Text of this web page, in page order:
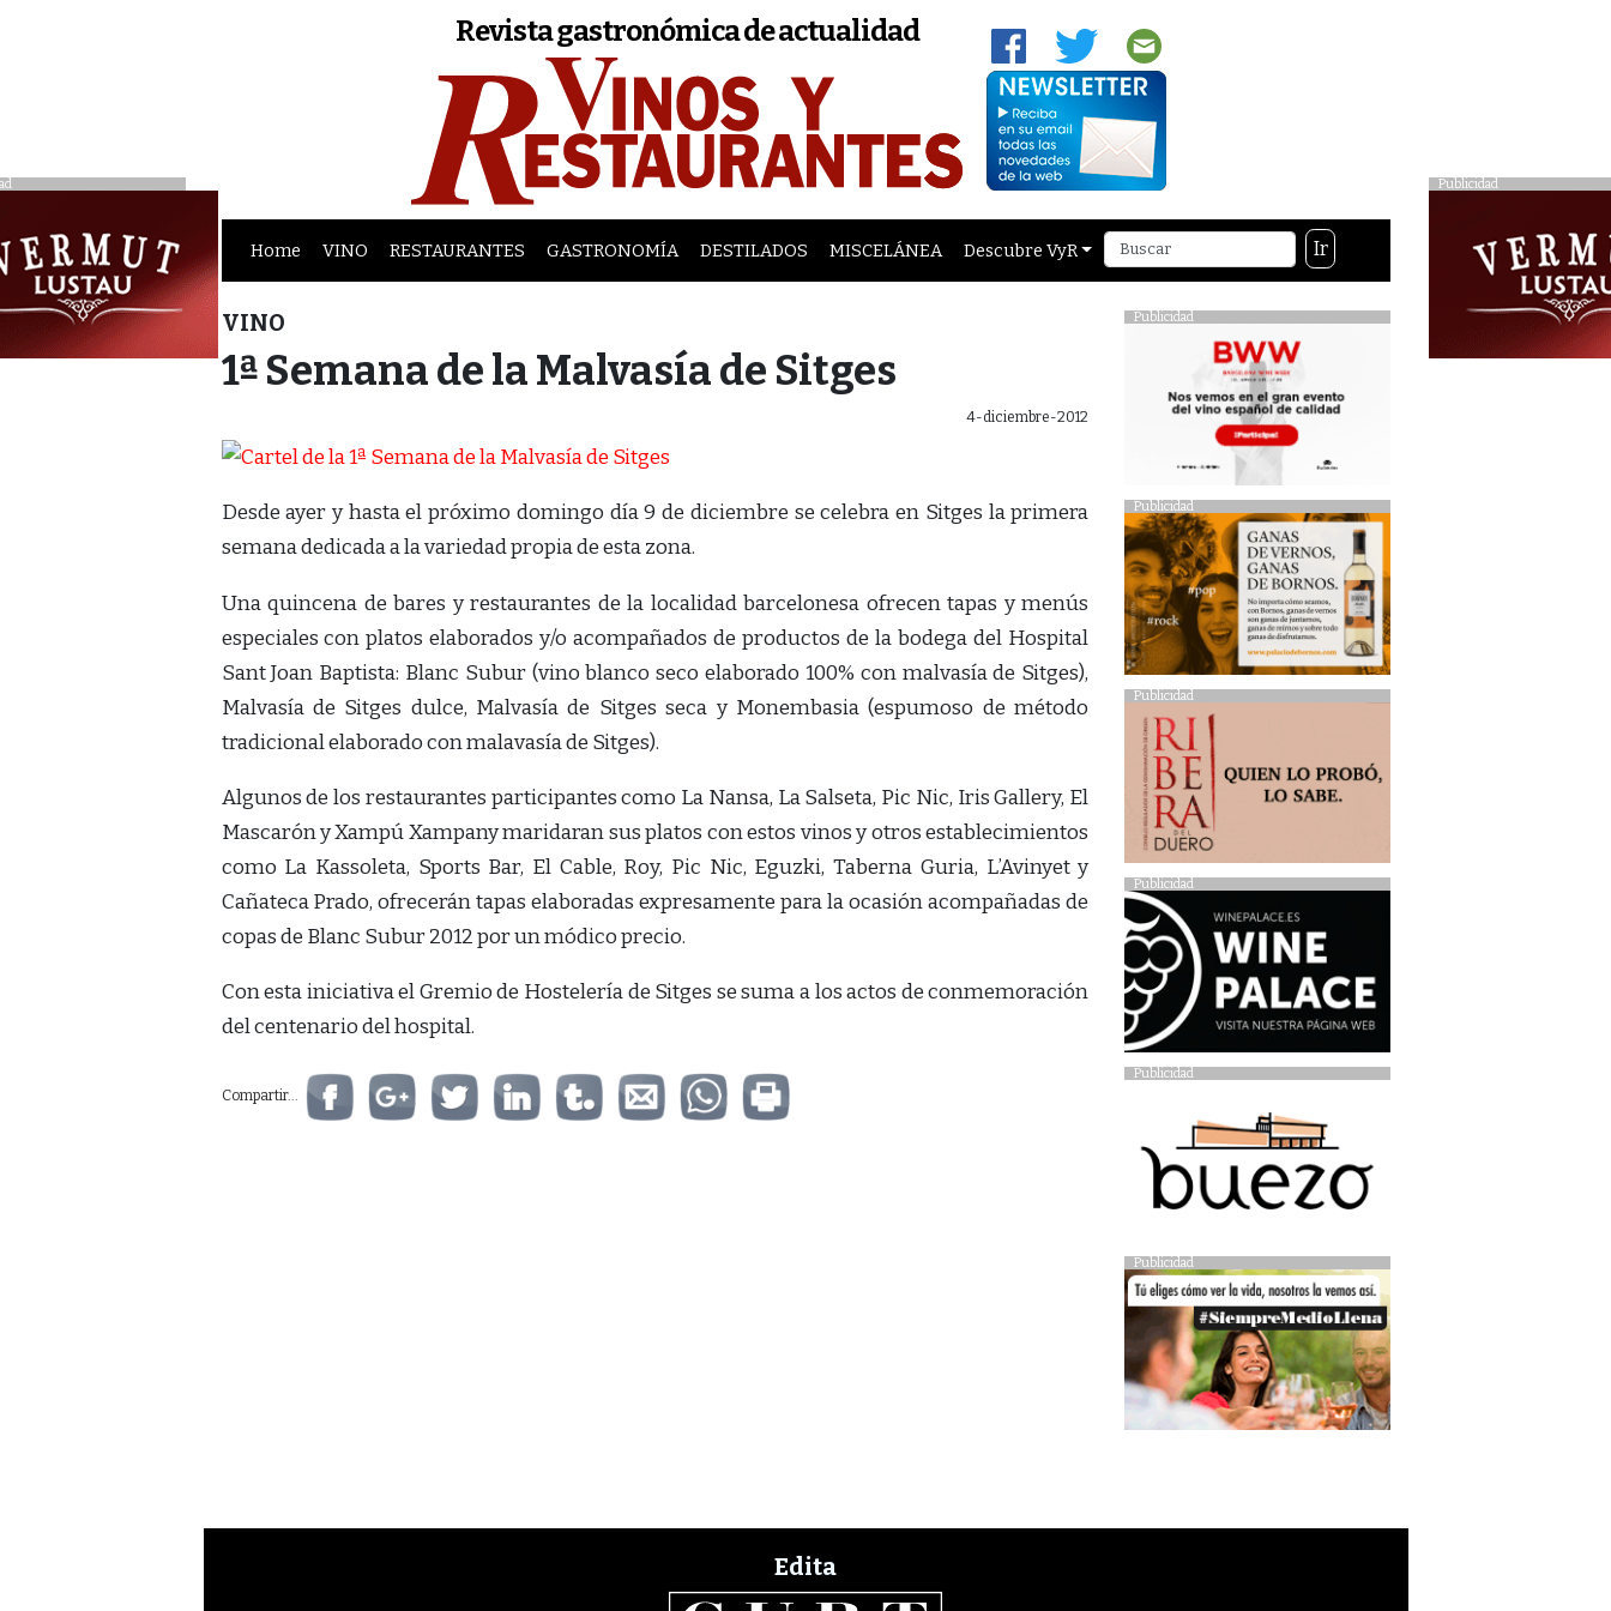
Publicidad
Revista gastronómica de actualidad
Home VINO RESTAURANTES GASTRONOMÍA DESTILADOS MISCELÁNEA Descubre VyR Ir
VINO
1ª Semana de la Malvasía de Sitges
4-diciembre-2012
Desde ayer y hasta el próximo domingo día 9 de diciembre se celebra en Sitges la primera
semana dedicada a la variedad propia de esta zona.
Una quincena de bares y restaurantes de la localidad barcelonesa ofrecen tapas y menús
especiales con platos elaborados y/o acompañados de productos de la bodega del Hospital
Sant Joan Baptista: Blanc Subur (vino blanco seco elaborado 100% con malvasía de Sitges),
Malvasía de Sitges dulce, Malvasía de Sitges seca y Monembasia (espumoso de método
tradicional elaborado con malavasía de Sitges).
Algunos de los restaurantes participantes como La Nansa, La Salseta, Pic Nic, Iris Gallery, El
Mascarón y Xampú Xampany maridaran sus platos con estos vinos y otros establecimientos
como La Kassoleta, Sports Bar, El Cable, Roy, Pic Nic, Eguzki, Taberna Guria, L’Avinyet y
Cañateca Prado, ofrecerán tapas elaboradas expresamente para la ocasión acompañadas de
copas de Blanc Subur 2012 por un módico precio.
Con esta iniciativa el Gremio de Hostelería de Sitges se suma a los actos de conmemoración
del centenario del hospital.
Compartir...
Publicidad
Publicidad
Publicidad
Publicidad
Publicidad
Publicidad
Edita